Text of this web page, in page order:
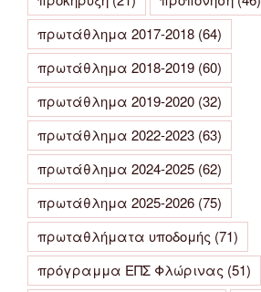
πρωτάθλημα 2017-2018 (64)
πρωτάθλημα 2018-2019 (60)
πρωτάθλημα 2019-2020 (32)
πρωτάθλημα 2022-2023 (63)
πρωτάθλημα 2024-2025 (62)
πρωτάθλημα 2025-2026 (75)
πρωταθλήματα υποδομής (71)
πρόγραμμα ΕΠΣ Φλώρινας (51)